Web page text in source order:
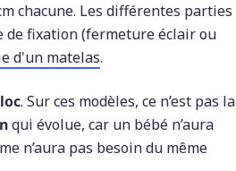
chacune. Les différentes parties
de fixation (fermeture éclair ou
d'un matelas.
. Sur ces modèles, ce n’est pas la
qui évolue, car un bébé n’aura
n’aura pas besoin du même